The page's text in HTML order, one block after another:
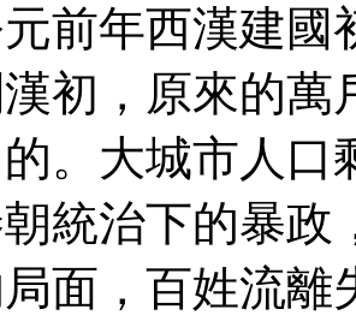
前年西漢建
初，原來的萬
。大城市人
統治下的暴
面，百姓流離